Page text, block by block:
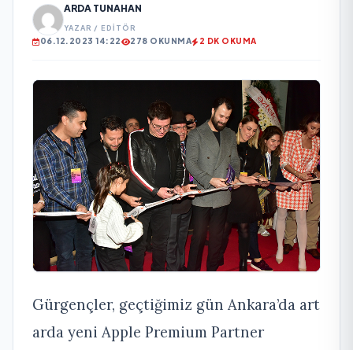
ARDA TUNAHAN
YAZAR / EDITÖR
06.12.2023 14:22 278 OKUNMA 2 DK OKUMA
Gürgençler, geçtiğimiz gün Ankara’da art
arda yeni Apple Premium Partner